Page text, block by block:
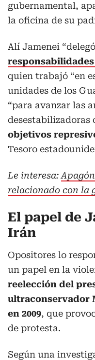
gubernamental,
la oficina de su
Alí Jamenei “delegó
quien trabajó “en
unidades de los
“para avanzar las
desestabilizadoras
objetivos
Tesoro
Le interesa:
relacionado con la
El papel de
Irán
Opositores lo
un papel en la
reelección del
ultraconservador
en 2009, que
de protesta.
Según una